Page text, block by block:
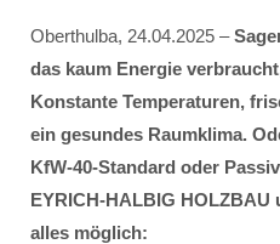
Oberthulba, 24.04.2025 –
das kaum Energie
Konstante Temperaturen,
ein gesundes Raumklima.
KfW-40-Standard oder
EYRICH-HALBIG
alles möglich: